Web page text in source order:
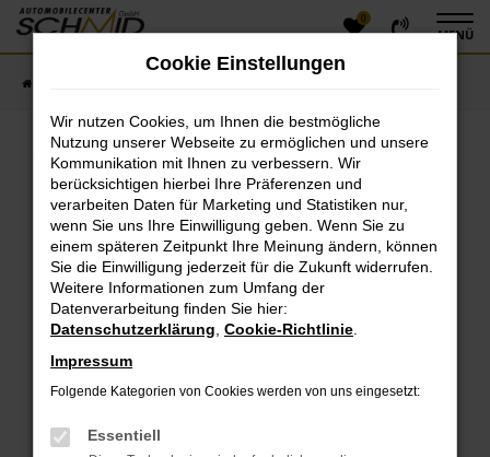
Zum
Hauptinhalt
0
MENÜ
Fehler: Network Error
Beim Laden ist ein Fehler aufgetreten.
Hier sind ein paar Tipps, die dir helfen können:
Überprüfe deine Firewall und deine
Internetverbindung.
Laden andere Webseiten, zum Beispiel deine
Suchmaschine?
Prüfe deine Browsererweiterungen.
das Laden bestimmter Seiten verhindern.
Cookie Einstellungen
Wir nutzen Cookies, um Ihnen die bestmögliche
Nutzung unserer Webseite zu ermöglichen und unsere
Kommunikation mit Ihnen zu verbessern. Wir
berücksichtigen hierbei Ihre Präferenzen und
verarbeiten Daten für Marketing und Statistiken nur,
wenn Sie uns Ihre Einwilligung geben. Wenn Sie zu
einem späteren Zeitpunkt Ihre Meinung ändern, können
Sie die Einwilligung jederzeit für die Zukunft widerrufen.
Weitere Informationen zum Umfang der
Datenverarbeitung finden Sie hier:
Datenschutzerklärung Cookie-Richtlinie
Impressum
Folgende Kategorien von Cookies werden von uns eingesetzt:
Essentiell